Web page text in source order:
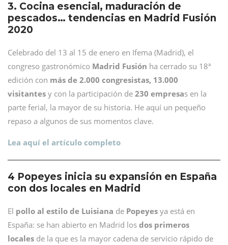
3. Cocina esencial, maduración de
pescados… tendencias en Madrid Fusión
2020
Celebrado del 13 al 15 de enero en Ifema (Madrid), el
congreso gastronómico Madrid Fusión ha cerrado su 18ª
edición con más de 2.000 congresistas, 13.000
visitantes y con la participación de 230 empresas en la
parte ferial, la mayor de su historia. He aquí un pequeño
repaso a algunos de sus momentos clave.
Lea aquí el artículo completo
4 Popeyes inicia su expansión en España
con dos locales en Madrid
El pollo al estilo de Luisiana de Popeyes ya está en
España: se han abierto en Madrid los dos primeros
locales de la que es la mayor cadena de servicio rápido de